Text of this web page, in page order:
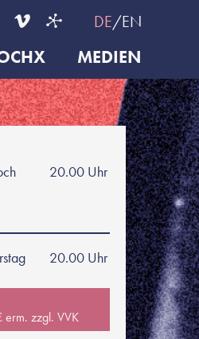
DE EN
MEDIEN
20.00 Uhr
20.00 Uhr
erm. zzgl. VVK